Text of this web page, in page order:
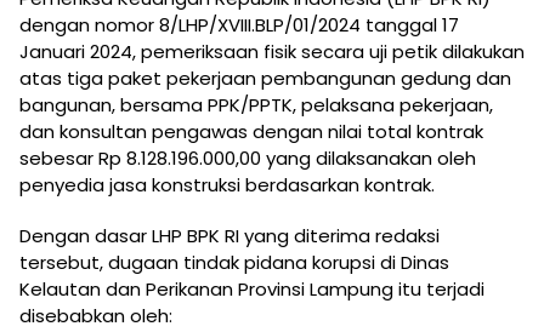
dengan nomor 8/LHP/XVIII.BLP/01/2024 tanggal 17
Januari 2024, pemeriksaan fisik secara uji petik dilakukan
atas tiga paket pekerjaan pembangunan gedung dan
bangunan, bersama PPK/PPTK, pelaksana pekerjaan,
dan konsultan pengawas dengan nilai total kontrak
sebesar Rp 8.128.196.000,00 yang dilaksanakan oleh
penyedia jasa konstruksi berdasarkan kontrak.
Dengan dasar LHP BPK RI yang diterima redaksi
tersebut, dugaan tindak pidana korupsi di Dinas
Kelautan dan Perikanan Provinsi Lampung itu terjadi
disebabkan oleh: